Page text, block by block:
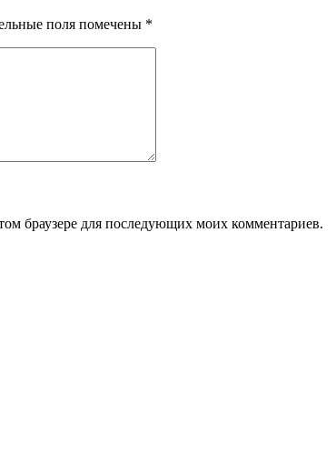
поля помечены *
браузере для последующих моих комментариев.